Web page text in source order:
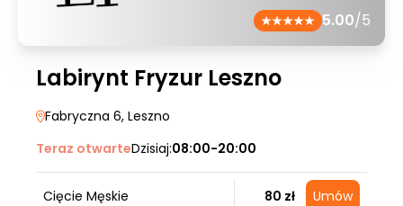
5.00/5
Labirynt Fryzur Leszno
Fabryczna 6, Leszno
Teraz otwarteDzisiaj:08:00-20:00
Cięcie Męskie 80 zł Umów